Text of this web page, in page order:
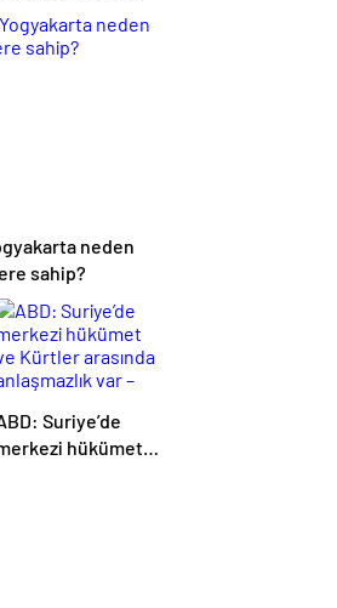
yüzyılda yaşanmış
dönemin adıdır?
neden
sahip?
Suriye’de
hükümet